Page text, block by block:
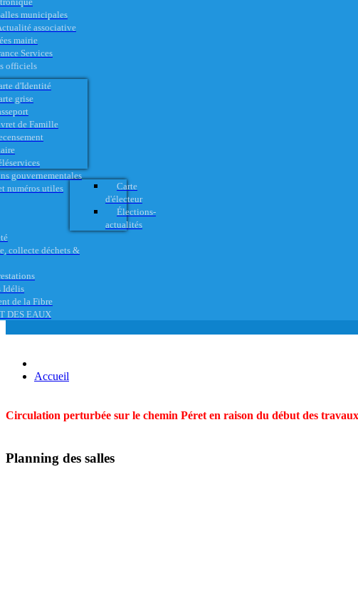
municipales
associative
mairie
Services
officiels
d'Identité
grise
de Famille
gouvernementales
numéros utiles
Carte
d'électeur
Élections-
actualités
collecte déchets &
Idélis
de la Fibre
DES EAUX
Accueil
Circulation perturbée sur le chemin Péret en raison du début des
Planning des salles